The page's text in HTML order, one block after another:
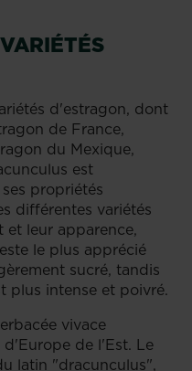
d'estragon, dont
de France,
du Mexique,
est
propriétés
différentes variétés
leur apparence,
le plus apprécié
sucré, tandis
plus intense et poivré.
vivace
de l'Est. Le
latin "dracunculus",